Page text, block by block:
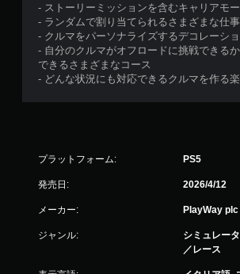
- ストーリーミッションを含むキャリアモ
- ランダムで割り当てられるさまざまな仕事
- クルマをパーソナライズするデコレーシ
- 自分のクルマがオフロードに挑戦できる
できるさまざまなコース
- どんな状況にも対応できるクルマを作る楽
プラットフォーム: PS5
発売日: 2026/4/12
メーカー: PlayWay plc
ジャンル:
シミュレー
／レース